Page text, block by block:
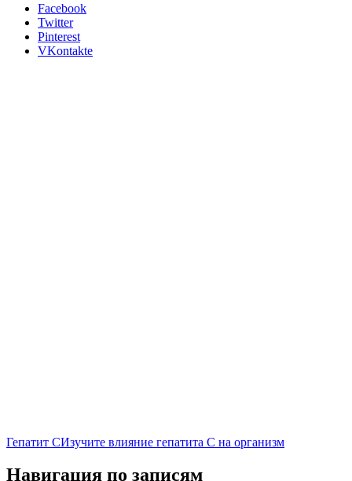
Facebook
Twitter
Pinterest
VKontakte
Гепатит СИзучите влияние гепатита С на организм
Навигация по записям